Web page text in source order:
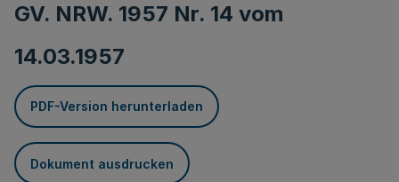
GV. NRW. 1957 Nr. 14 vom
14.03.1957
PDF-Version herunterladen
Dokument ausdrucken